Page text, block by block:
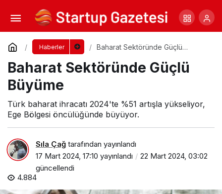
Haberler
Baharat Sektöründe Güçlü
Baharat Sektöründe Güçlü
Büyüme
Türk baharat ihracatı 2024'te %51 artışla yükseliyor,
Ege Bölgesi öncülüğünde büyüyor.
Sıla Çağ tarafından yayınlandı
17 Mart 2024, 17:10 yayınlandı
22 Mart 2024, 03:02
güncellendi
4.884
Kredi Kartı Borçlanmaları Hızla Artıyor
Yorum Yap Paylaş